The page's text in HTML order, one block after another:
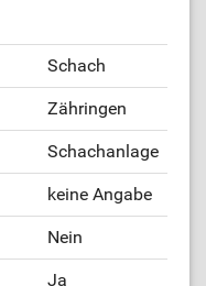
Schach
Zähringen
Schachanlage
keine Angabe
Nein
Ja